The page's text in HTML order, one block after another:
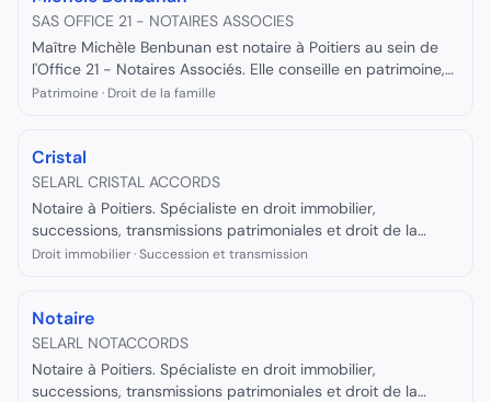
SAS OFFICE 21 - NOTAIRES ASSOCIES
Maître Michèle Benbunan est notaire à Poitiers au sein de
l'Office 21 - Notaires Associés. Elle conseille en patrimoine,
droit de la famille et donation.
Patrimoine · Droit de la famille
Cristal
SELARL CRISTAL ACCORDS
Notaire à Poitiers. Spécialiste en droit immobilier,
successions, transmissions patrimoniales et droit de la
famille. Officier public ministériel inscrit au Conseil Supérieur
Droit immobilier · Succession et transmission
Notaire
SELARL NOTACCORDS
Notaire à Poitiers. Spécialiste en droit immobilier,
successions, transmissions patrimoniales et droit de la